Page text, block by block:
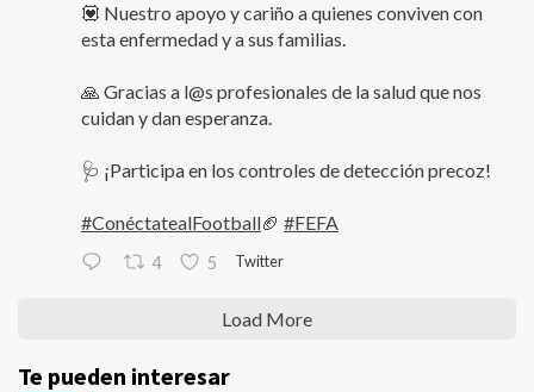
💟 Nuestro apoyo y cariño a quienes conviven con
esta enfermedad y a sus familias.
🙏 Gracias a l@s profesionales de la salud que nos
cuidan y dan esperanza.
🩺 ¡Participa en los controles de detección precoz!
#ConéctatealFootball🏈 #FEFA
4 5 Twitter
Load More
Te pueden interesar